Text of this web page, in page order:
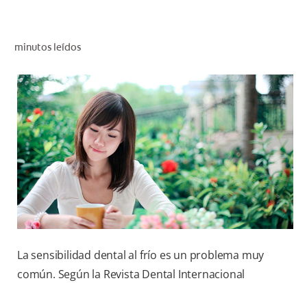
PARA PROFESIONALES
CUPONES
DÓNDE COMPRAR
VE (ES)
SUSCRÍBETE
minutos leídos
La sensibilidad dental al frío es un problema muy
común. Según la Revista Dental Internacional